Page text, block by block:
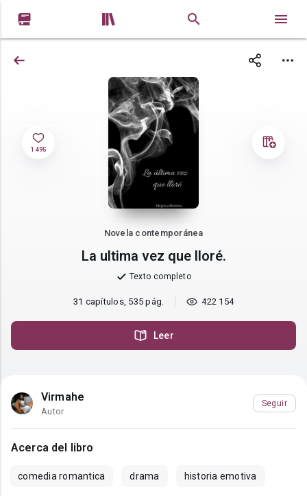
 
1 495
Novela contemporánea
La ultima vez que lloré.
Texto completo
31 capítulos, 535 pág. 422 154
Leer
Virmahe
Autor
Seguir
Acerca del libro
comedia romantica drama historia emotiva